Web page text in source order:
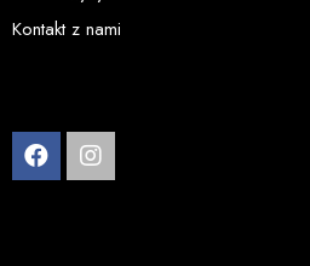
Kontakt z nami